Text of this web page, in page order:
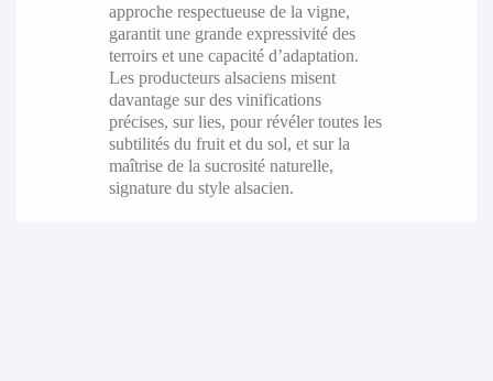
approche respectueuse de la vigne,
garantit une grande expressivité des
terroirs et une capacité d’adaptation.
Les producteurs alsaciens misent
davantage sur des vinifications
précises, sur lies, pour révéler toutes les
subtilités du fruit et du sol, et sur la
maîtrise de la sucrosité naturelle,
signature du style alsacien.